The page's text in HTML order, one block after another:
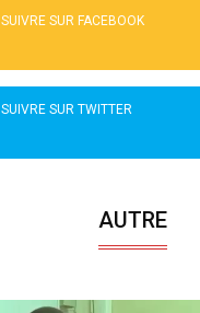
SUIVRE SUR FACEBOOK
SUIVRE SUR TWITTER
AUTRE